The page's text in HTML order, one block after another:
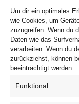
Um dir ein optimales
wie Cookies, um
zuzugreifen. Wenn du
Daten wie das
verarbeiten. Wenn du
zurückziehst, können
beeinträchtigt werden.
Funktional
Firlefanz